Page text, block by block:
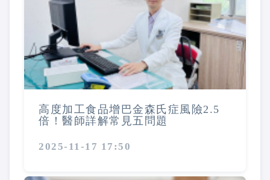
高度加工食品增巴金森氏症風險2.5
倍！醫師詳解常見五問題
2025-11-17 17:50